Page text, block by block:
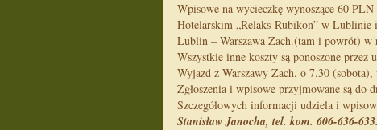
Wpisowe na wycieczkę wynoszące 60
Hotelarskim „Relaks-Rubikon” w Lublinie
Lublin – Warszawa Zach.(tam i powrót) w
Wszystkie inne koszty są ponoszone
Wyjazd z Warszawy Zach. o 7.30
Zgłoszenia i wpisowe przyjmowane są do
Szczegółowych informacji udziela i
Stanisław Janocha, tel. kom. 606-636-633.